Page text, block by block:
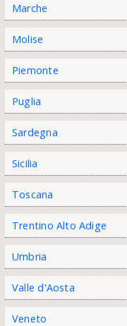
Marche
Molise
Piemonte
Puglia
Sardegna
Sicilia
Toscana
Trentino Alto Adige
Umbria
Valle d'Aosta
Veneto